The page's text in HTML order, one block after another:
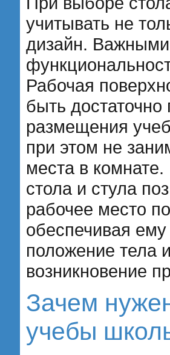
учитывать не
дизайн.
Рабочая
быть
размещения
при этом не
места в
стола и стула
рабочее место
обеспечивая
положение тела
возникновение
Зачем
учебы